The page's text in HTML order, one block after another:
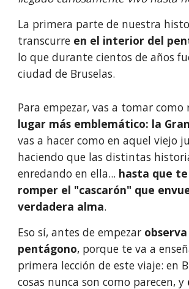
La primera parte de nuestra
transcurre en el interior del
lo que durante cientos de años
ciudad de Bruselas.
Para empezar, vas a tomar como
lugar más emblemático: la
vas a hacer como en aquel viejo
haciendo que las distintas
enredando en ella... hasta que
romper el "cascarón" que
verdadera alma.
Eso sí, antes de empezar
pentágono, porque te va a
primera lección de este viaje: en
cosas nunca son como parecen, y